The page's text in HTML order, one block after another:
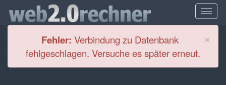
×
Fehler: Verbindung zu Datenbank
fehlgeschlagen. Versuche es später erneut.